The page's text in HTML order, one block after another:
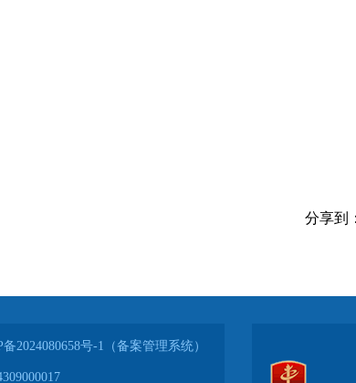
分享到：
2024080658号-1（备案管理系统）